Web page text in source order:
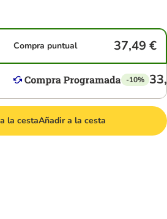
Compra puntual 37,49 €
-10%
la cestaAñadir a la cesta